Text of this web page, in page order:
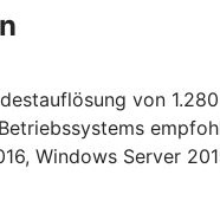
von
Windows Server